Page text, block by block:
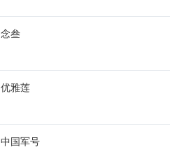
念叁
优雅莲
中国军号